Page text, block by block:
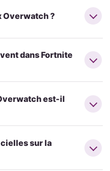
Overwatch ?
dans Fortnite
est-il
sur la